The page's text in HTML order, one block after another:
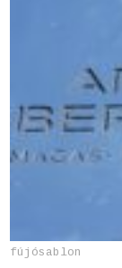
fújósablon